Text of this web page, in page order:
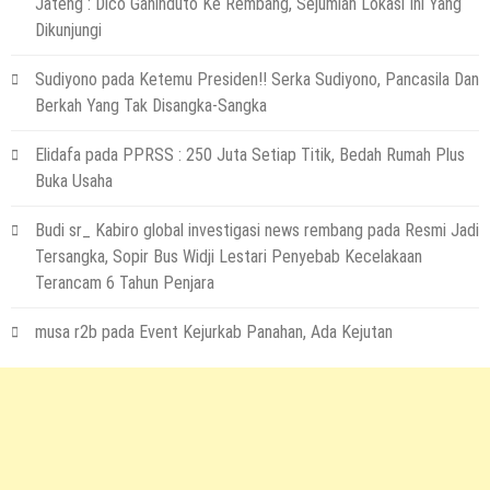
Terapkan Ini!! Ada Cara Yang Jarang
14 Maret 2022 bymusa r2b
Lewati Cerita Kelam Mirip Sinetron,
Teguh Akhirnya Diselamatkan Serka
HEADLINE
UKW Disebut Sebagai Mahkota Seorang
Wartawan, Se Indonesia Luluskan Lebih
12 November 2021 bymusa r2b
Dikunjungi
Sudiyono pada Ketemu Presiden!! Serka Sudiyono, Pancasila Dan
Berkah Yang Tak Disangka-Sangka
Elidafa pada PPRSS : 250 Juta Setiap Titik, Bedah Rumah Plus
Buka Usaha
Budi sr_ Kabiro global investigasi news rembang pada Resmi Jadi
Tersangka, Sopir Bus Widji Lestari Penyebab Kecelakaan
Terancam 6 Tahun Penjara
musa r2b pada Event Kejurkab Panahan, Ada Kejutan